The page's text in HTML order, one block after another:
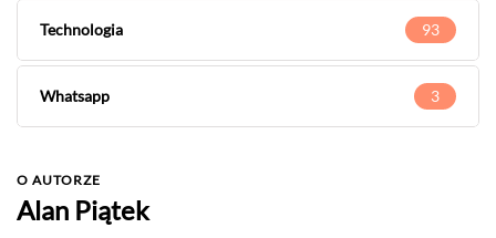
Technologia 93
Whatsapp 3
O AUTORZE
Alan Piątek